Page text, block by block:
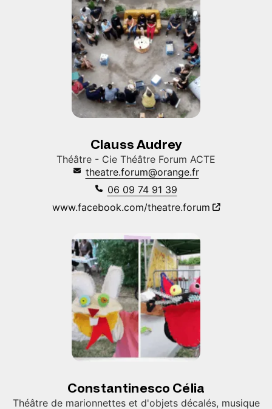
Clauss Audrey
Théâtre - Cie Théâtre Forum ACTE
theatre.forum@orange.fr
06 09 74 91 39
www.facebook.com/theatre.forum
Constantinesco Célia
Théâtre de marionnettes et d'objets décalés, musique